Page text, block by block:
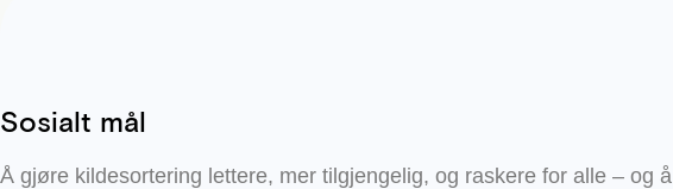
Sosialt mål
Å gjøre kildesortering lettere, mer tilgjengelig, og raskere for alle – og å